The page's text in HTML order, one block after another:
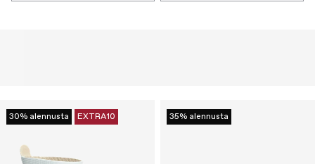
30% alennusta EXTRA10 35% alennusta